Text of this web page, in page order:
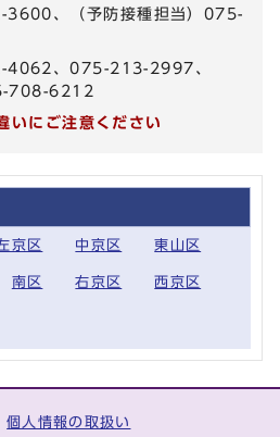
、（予防接種担当）075-
4062、075-213-2997、
708-6212
いにご注意ください
京区 中京区 東山区
南区 右京区 西京区
個人情報の取扱い